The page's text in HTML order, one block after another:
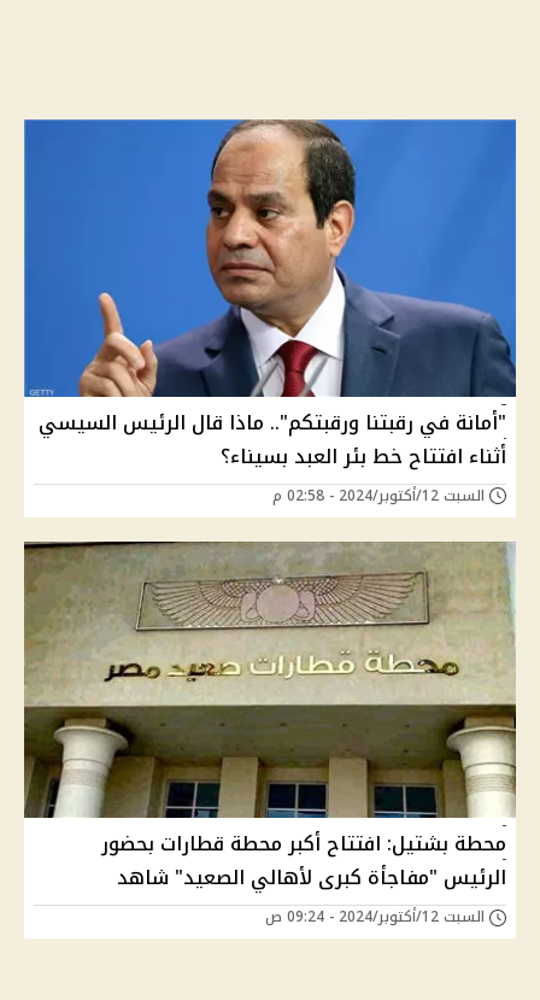
"أمانة في رقبتنا ورقبتكم".. ماذا قال الرئيس السيسي
أثناء افتتاح خط بئر العبد بسيناء؟
السبت 12/أكتوبر/2024 - 02:58 م
محطة بشتيل: افتتاح أكبر محطة قطارات بحضور
الرئيس "مفاجأة كبرى لأهالي الصعيد" شاهد
السبت 12/أكتوبر/2024 - 09:24 ص